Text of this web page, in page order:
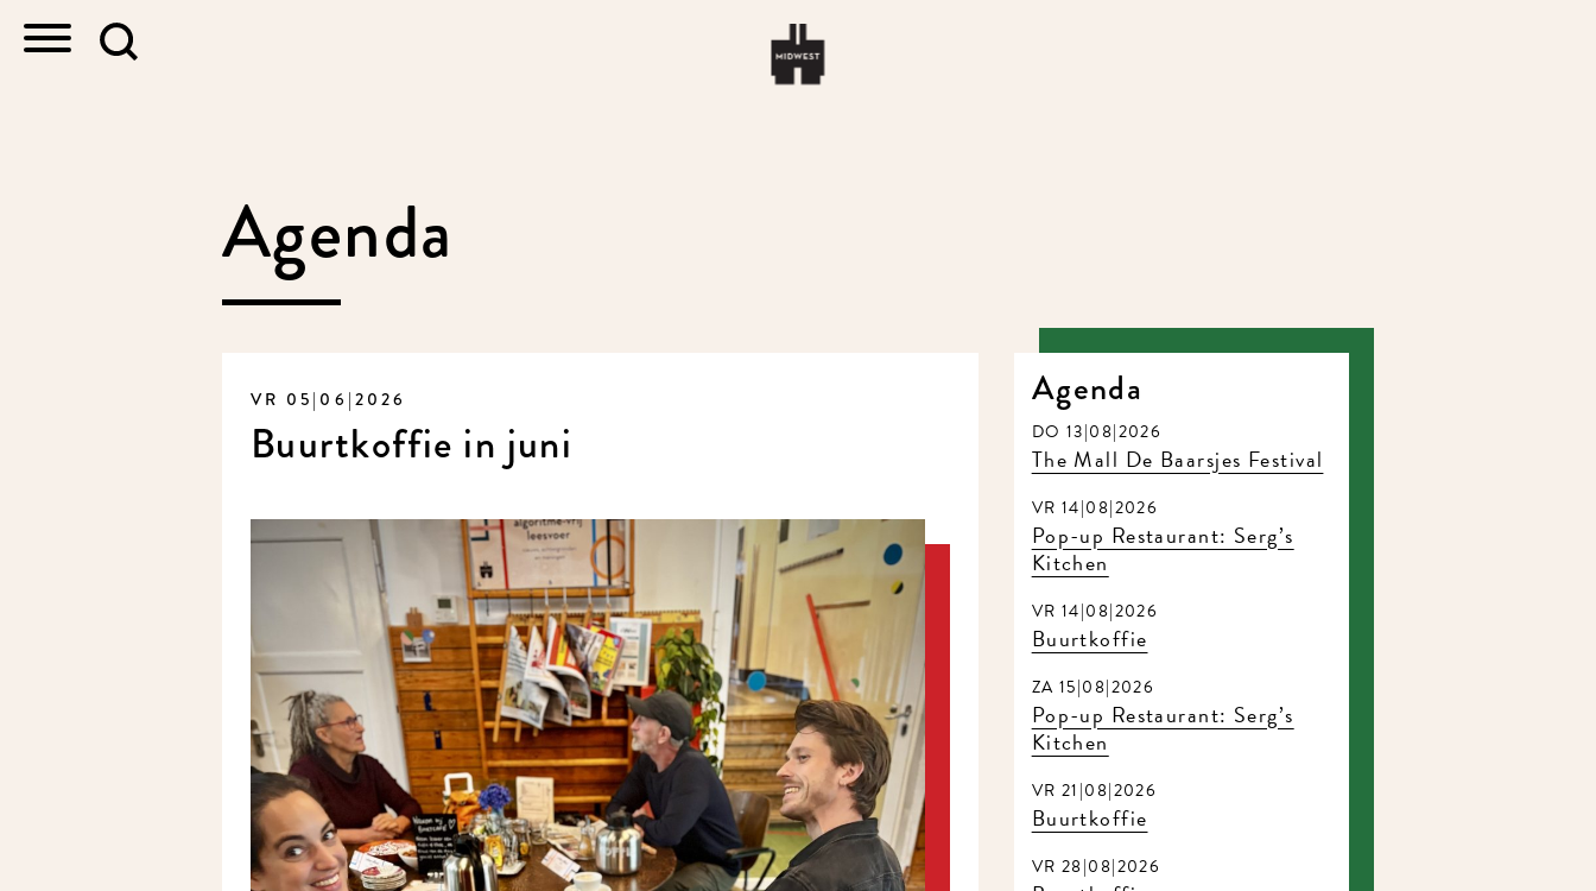
Agenda
VR 05|06|2026
Buurtkoffie in juni
Agenda
DO 13|08|2026
The Mall De Baarsjes Festival
VR 14|08|2026
Pop-up Restaurant: Serg’s
Kitchen
VR 14|08|2026
Buurtkoffie
ZA 15|08|2026
Pop-up Restaurant: Serg’s
Kitchen
VR 21|08|2026
Buurtkoffie
VR 28|08|2026